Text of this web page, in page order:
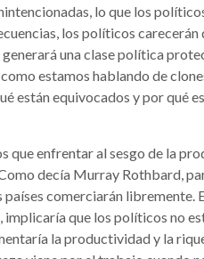
lo que los
los políticos
una clase política
estamos hablando de
están equivocados y por qué
que enfrentar al sesgo de la
decía Murray Rothbard,
comerciarán libremente.
que los políticos no
la productividad y la